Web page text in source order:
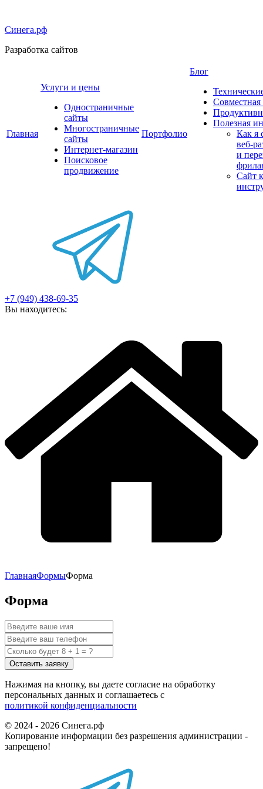
Синега.рф
Разработка сайтов
Главная
Услуги и цены
Одностраничные
сайты
Многостраничные
сайты
Интернет-магазин
Поисковое
продвижение
Портфолио
Блог
Совместная
Полезная
Как я
и
Сайт
+7 (949) 438-69-35
Вы находитесь:
ГлавнаяФормыФорма
Форма
Нажимая на кнопку, вы даете согласие на обработку
персональных данных и соглашаетесь c
политикой конфиденциальности
© 2024 - 2026 Синега.рф
Копирование информации без разрешения администрации -
запрещено!